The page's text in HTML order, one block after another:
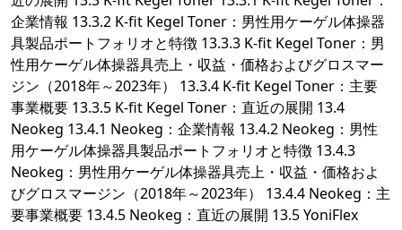
企業情報 13.3.2 K-fit Kegel Toner：男性用ケーゲル体操器
具製品ポートフォリオと特徴 13.3.3 K-fit Kegel Toner：男
性用ケーゲル体操器具売上・収益・価格およびグロスマー
ジン（2018年～2023年） 13.3.4 K-fit Kegel Toner：主要
事業概要 13.3.5 K-fit Kegel Toner：直近の展開 13.4
Neokeg 13.4.1 Neokeg：企業情報 13.4.2 Neokeg：男性
用ケーゲル体操器具製品ポートフォリオと特徴 13.4.3
Neokeg：男性用ケーゲル体操器具売上・収益・価格およ
びグロスマージン（2018年～2023年） 13.4.4 Neokeg：主
要事業概要 13.4.5 Neokeg：直近の展開 13.5 YoniFlex